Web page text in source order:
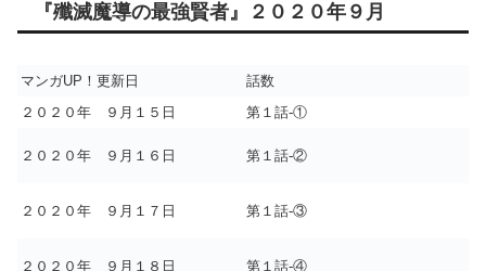
『殲滅魔導の最強賢者』２０２０年９月
マンガUP！更新日
話数
２０２０年 ９月１５日
第１話-①
２０２０年 ９月１６日 第１話-②
２０２０年 ９月１７日 第１話-③
２０２０年 ９月１８日 第１話-④